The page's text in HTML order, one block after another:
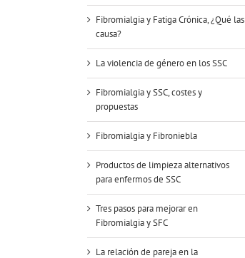
Fibromialgia y Fatiga Crónica, ¿Qué las
causa?
La violencia de género en los SSC
Fibromialgia y SSC, costes y
propuestas
Fibromialgia y Fibroniebla
Productos de limpieza alternativos
para enfermos de SSC
Tres pasos para mejorar en
Fibromialgia y SFC
La relación de pareja en la